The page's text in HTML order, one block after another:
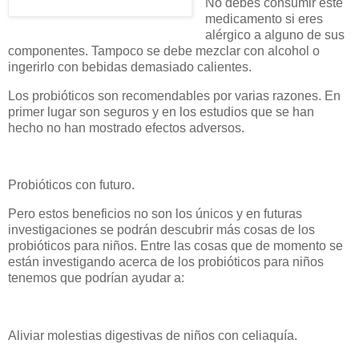
No debes consumir este
medicamento si eres
alérgico a alguno de sus
componentes. Tampoco se debe mezclar con alcohol o
ingerirlo con bebidas demasiado calientes.
Los probióticos son recomendables por varias razones. En
primer lugar son seguros y en los estudios que se han
hecho no han mostrado efectos adversos.
Probióticos con futuro.
Pero estos beneficios no son los únicos y en futuras
investigaciones se podrán descubrir más cosas de los
probióticos para niños. Entre las cosas que de momento se
están investigando acerca de los probióticos para niños
tenemos que podrían ayudar a:
Aliviar molestias digestivas de niños con celiaquía.